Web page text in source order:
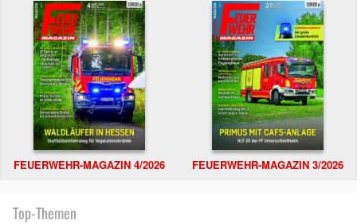
FEUERWEHR-MAGAZIN 4/2026 FEUERWEHR-MAGAZIN 3/2026
Top-Themen